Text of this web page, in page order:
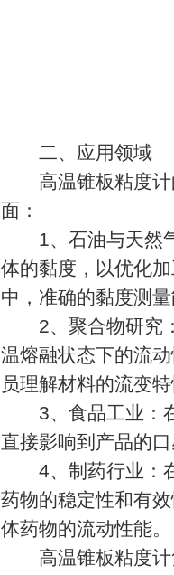
二、应用领域
高温锥板粘度计
面：
1、石油与天然气
体的黏度，以优化
中，准确的黏度测
2、聚合物研究：
温熔融状态下的流
员理解材料的流变
3、食品工业：在
直接影响到产品的
4、制药行业：在
药物的稳定性和有
体药物的流动性能。
高温锥板粘度计